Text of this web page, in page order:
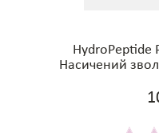
HydroPeptide
Насичений